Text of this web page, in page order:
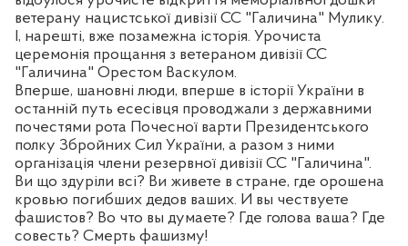
ветерану нацистської дивізії СС "Галичина" Мулику.
І, нарешті, вже позамежна історія. Урочиста
церемонія прощання з ветераном дивізії СС
"Галичина" Орестом Васкулом.
Вперше, шановні люди, вперше в історії України в
останній путь есесівця проводжали з державними
почестями рота Почесної варти Президентського
полку Збройних Сил України, а разом з ними
організація члени резервної дивізії СС "Галичина".
Ви що здуріли всі? Ви живете в стране, где орошена
кровью погибших дедов ваших. И вы чествуете
фашистов? Во что вы думаете? Где голова ваша? Где
совесть? Смерть фашизму!